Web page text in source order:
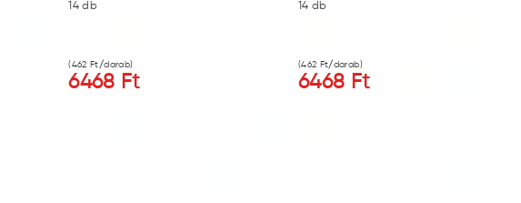
14 db
( 462 Ft/darab)
6468 Ft
14 db
(462 Ft/darab)
6468 Ft